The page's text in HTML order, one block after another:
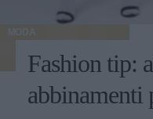
MODA
Fashion tip:
abbinamenti